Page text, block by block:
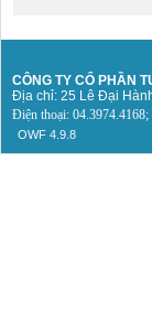
CÔNG TY CỔ PHẦN
Địa chỉ: 25 Lê Đại
Điện thoại:
OWF 4.9.8